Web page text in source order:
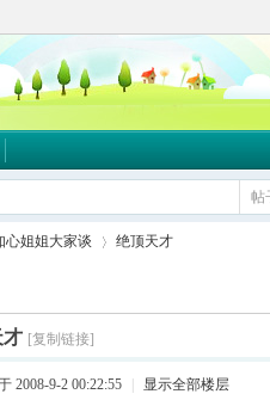
帖
心姐姐大家谈
›
绝顶天才
才 [复制链接]
2008-9-2 00:22:55 显示全部楼层